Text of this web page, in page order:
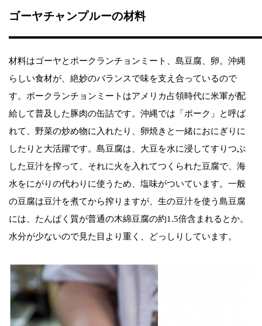
ゴーヤチャンプルーの材料
材料はゴーヤとポークランチョンミート、島豆腐、卵。沖縄
らしい食材が、絶妙のバランスで味を支え合っているので
す。ポークランチョンミートはアメリカ占領時代に米軍が配
給して普及した豚肉の缶詰です。沖縄では「ポーク」と呼ば
れて、野菜の炒め物に入れたり、卵焼きと一緒におにぎりに
したりと大活躍です。島豆腐は、大豆を水に浸してすりつぶ
した豆汁を搾って、それに火を入れてつくられた豆腐で、海
水をにがりの代わりに使うため、塩味がついています。一般
の豆腐は豆汁を煮てから搾りますが、生の豆汁を使う島豆腐
には、たんぱく質が普通の木綿豆腐の約1.5倍含まれるとか。
水分が少ないので見た目より重く、どっしりしています。